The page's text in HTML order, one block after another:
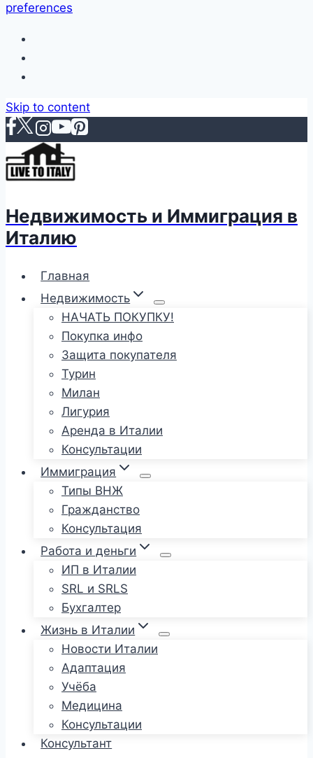
preferences
Skip to content
Недвижимость и Иммиграция в
Италию
Главная
Недвижимость
НАЧАТЬ ПОКУПКУ!
Покупка инфо
Защита покупателя
Турин
Милан
Лигурия
Аренда в Италии
Консультации
Иммиграция
Типы ВНЖ
Гражданство
Консультация
Работа и деньги
ИП в Италии
SRL и SRLS
Бухгалтер
Жизнь в Италии
Новости Италии
Адаптация
Учёба
Медицина
Консультации
Консультант